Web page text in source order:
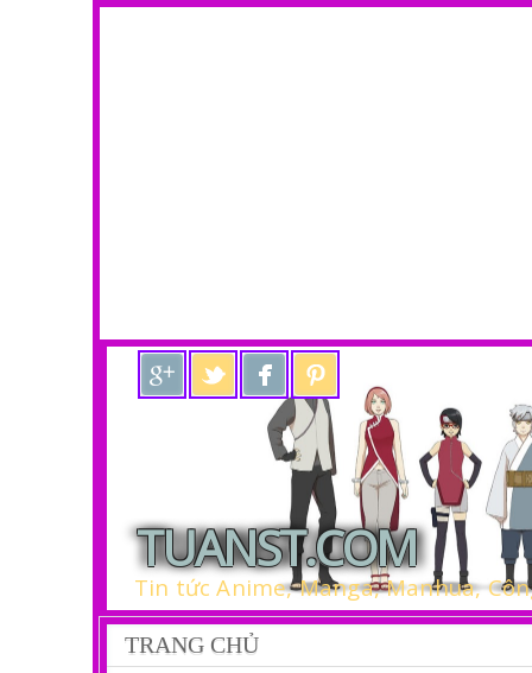
TUANST.COM
Tin tức Anime, Manga, Manhua,
TRANG CHỦ